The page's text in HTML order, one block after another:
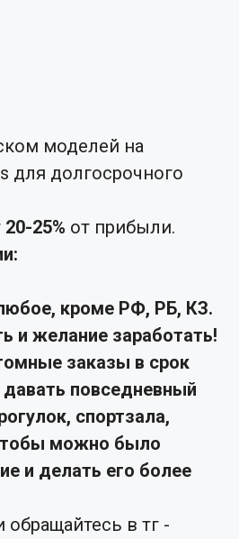
моделей на
для долгосрочного
20-25% от прибыли.
кроме РФ, РБ, КЗ.
и желание заработать!
заказы в срок
повседневный
спортзала,
можно было
и делать его более
в тг -